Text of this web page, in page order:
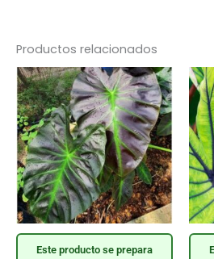
Productos relacionados
Este producto se prepara